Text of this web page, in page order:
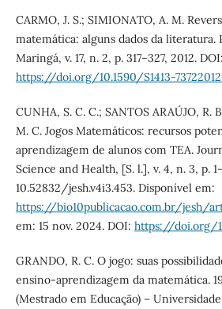
CARMO, J. S.; SIMIONATO, A. M.
matemática: alguns dados da literatura.
Maringá, v. 17, n. 2, p. 317–327, 2012. DOI:
https://doi.org/10.1590/S1413-
CUNHA, S. C. C.; SANTOS ARAÚJO, R.
M. C. Jogos Matemáticos: recursos
aprendizagem de alunos com TEA.
Science and Health, [S. l.], v. 4, n. 3, p.
10.52832/jesh.v4i3.453. Disponível em:
https://bio10publicacao.com.br/jesh/
em: 15 nov. 2024. DOI: https://doi.org/
GRANDO, R. C. O jogo: suas
ensino-aprendizagem da matemática.
(Mestrado em Educação) –